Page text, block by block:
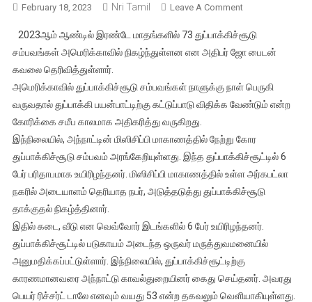
February 18, 2023 Nri Tamil Leave A CommentOn
பெருகி
வரும்
கலாச்சாரம்
–
துப்பாக்கி
சம்பவம்,
பலி
2023ஆம் ஆண்டில் இரண்டே மாதங்களில் 73 துப்பாக்கிச்சூடு
சம்பவங்கள் அமெரிக்காவில் நிகழ்ந்துள்ளன என அதிபர் ஜோ பைடன்
கவலை தெரிவித்துள்ளார்.
அமெரிக்காவில் துப்பாக்கிச்சூடு சம்பவங்கள் நாளுக்கு நாள் பெருகி
வருவதால் துப்பாக்கி பயன்பாட்டிற்கு கட்டுப்பாடு விதிக்க வேண்டும் என்ற
கோரிக்கை சமீப காலமாக அதிகரித்து வருகிறது.
இந்நிலையில், அந்நாட்டின் மிஸிசிப்பி மாகாணத்தில் நேற்று கோர
துப்பாக்கிச்சூடு சம்பவம் அரங்கேறியுள்ளது. இந்த துப்பாக்கிச்சூட்டில் 6
பேர் பரிதாபமாக உயிரிழந்தனர். மிஸிசிப்பி மாகாணத்தில் உள்ள அர்கபட்லா
நகரில் அடையாளம் தெரியாத நபர், அடுத்தடுத்து துப்பாக்கிச்சூடு
தாக்குதல் நிகழ்த்தினார்.
இதில் கடை, வீடு என வெவ்வோர் இடங்களில் 6 பேர் உயிரிழந்தனர்.
துப்பாக்கிச்சூட்டில் படுகாயம் அடைந்த ஒருவர் மருத்துவமனையில்
அனுமதிக்கப்பட்டுள்ளார். இந்நிலையில், துப்பாக்கிச்சூட்டிற்கு
காரணமானவரை அந்நாட்டு காவல்துறையினர் கைது செய்தனர். அவரது
பெயர் ரிச்சர்ட் டாலே எனவும் வயது 53 என்ற தகவலும் வெளியாகியுள்ளது.